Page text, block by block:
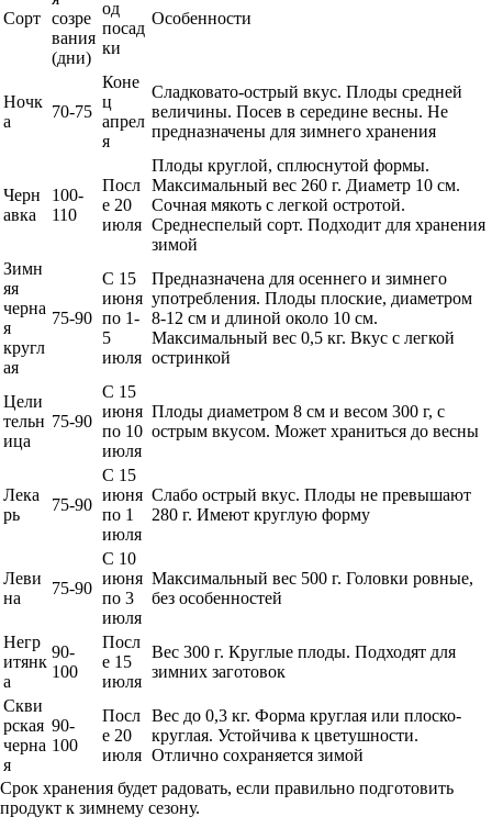
Сорт созре
вания
(дни)
од
посад
ки
Особенности
Ночк
а
70-75
Коне
ц
апрел
я
Сладковато-острый вкус. Плоды средней
величины. Посев в середине весны. Не
предназначены для зимнего хранения
Черн
авка
100-
110
Посл
е 20
июля
Плоды круглой, сплюснутой формы.
Максимальный вес 260 г. Диаметр 10 см.
Сочная мякоть с легкой остротой.
Среднеспелый сорт. Подходит для хранения
зимой
Зимн
яя
черна
я
кругл
ая
75-90
С 15
июня
по 1-
5
июля
Предназначена для осеннего и зимнего
употребления. Плоды плоские, диаметром
8-12 см и длиной около 10 см.
Максимальный вес 0,5 кг. Вкус с легкой
остринкой
Цели
тельн
ица
75-90
С 15
июня
по 10
июля
Плоды диаметром 8 см и весом 300 г, с
острым вкусом. Может храниться до весны
Лека
рь
75-90
С 15
июня
по 1
июля
Слабо острый вкус. Плоды не превышают
280 г. Имеют круглую форму
Леви
на
75-90
С 10
июня
по 3
июля
Максимальный вес 500 г. Головки ровные,
без особенностей
Негр
итянк
а
90-
100
Посл
е 15
июля
Вес 300 г. Круглые плоды. Подходят для
зимних заготовок
Скви
рская
черна
я
90-
100
Посл
е 20
июля
Вес до 0,3 кг. Форма круглая или плоско-
круглая. Устойчива к цветушности.
Отлично сохраняется зимой
Срок хранения будет радовать, если правильно подготовить
продукт к зимнему сезону.